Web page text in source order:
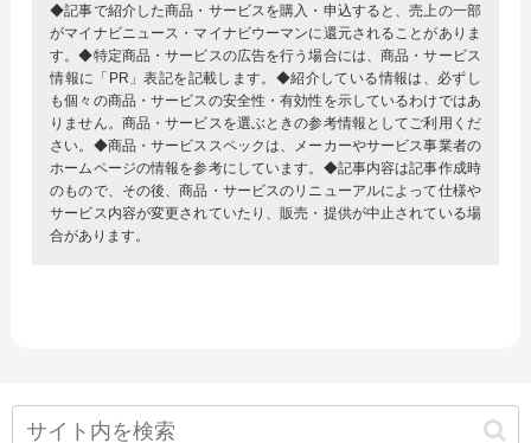
◆記事で紹介した商品・サービスを購入・申込すると、売上の一部
がマイナビニュース・マイナビウーマンに還元されることがありま
す。◆特定商品・サービスの広告を行う場合には、商品・サービス
情報に「PR」表記を記載します。◆紹介している情報は、必ずし
も個々の商品・サービスの安全性・有効性を示しているわけではあ
りません。商品・サービスを選ぶときの参考情報としてご利用くだ
さい。◆商品・サービススペックは、メーカーやサービス事業者の
ホームページの情報を参考にしています。◆記事内容は記事作成時
のもので、その後、商品・サービスのリニューアルによって仕様や
サービス内容が変更されていたり、販売・提供が中止されている場
合があります。